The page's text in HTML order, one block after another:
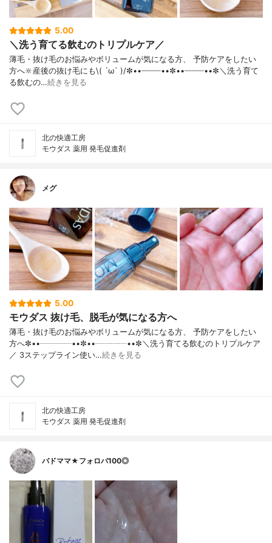
5.00
＼洗う育てる飲むのトリプルケア／
薄毛・抜け毛のお悩みやボリュームが気になる方、 予防ケアをしたい
方へ🔆産後の抜け毛にも\( ´ω` )/✼••┈┈┈┈••✼••┈┈┈┈••✼＼洗う育て
る飲むの…続きを見る
北の快適工房
モウダス 薬用 発毛促進剤
メグ
5.00
モウダス 抜け毛、脱毛が気になる方へ
薄毛・抜け毛のお悩みやボリュームが気になる方、 予防ケアをしたい
方へ✼••┈┈┈┈••✼••┈┈┈┈••✼＼洗う育てる飲むのトリプルケア
／ 3ステップライン使い…続きを見る
北の快適工房
モウダス 薬用 発毛促進剤
バドママ★フォロバ100◎